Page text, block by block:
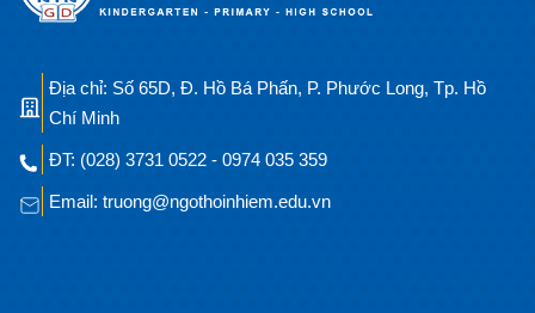
Địa chỉ: Số 65D, Đ. Hồ Bá Phấn, P. Phước Long, Tp. Hồ
Chí Minh
ĐT: (028) 3731 0522 - 0974 035 359
Email: truong@ngothoinhiem.edu.vn